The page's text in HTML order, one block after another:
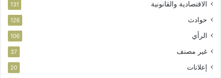
الاقتصادية والقانونية 131
حوادث 126
الرأي 106
غير مصنف 37
إعلانات 20